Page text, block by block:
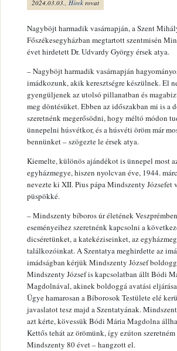
2024.03.03., Hírek rovat
Nagyböjt harmadik vasárnapján, a Szent
Főszékesegyházban megtartott szentmisén
évet hirdetett Dr. Udvardy György érsek atya.
– Nagyböjt harmadik vasárnapján
imádkozunk, akik keresztségre készülnek. El
gyengüljenek az utolsó pillanatban és
meg döntésüket. Ebben az időszakban mi is a
szeretnénk megerősödni, hogy méltó módon
ünnepelni húsvétkor, és a húsvéti öröm már
bennünket – szögezte le érsek atya.
Kiemelte, különös ajándékot is ünnepel most
egyházmegye, hiszen nyolcvan éve, 1944.
nevezte ki XII. Pius pápa Mindszenty Józsefet
püspökké.
– Mindszenty bíboros úr életének
eseményeihez szeretnénk kapcsolni a
dicséretünket, a katekéziseinket, az
találkozóinkat. A Szentatya meghirdette az
imádságban kérjük Mindszenty József
Mindszenty József is kapcsolatban állt Bódi
Magdolnával, akinek boldoggá avatási
Ügye hamarosan a Bíborosok Testülete elé
javaslatot tesz majd a Szentatyának.
azt kérte, kövessük Bódi Mária Magdolna
Kettős tehát az örömünk, így ezúton
Mindszenty 80 évet – hangzott el.